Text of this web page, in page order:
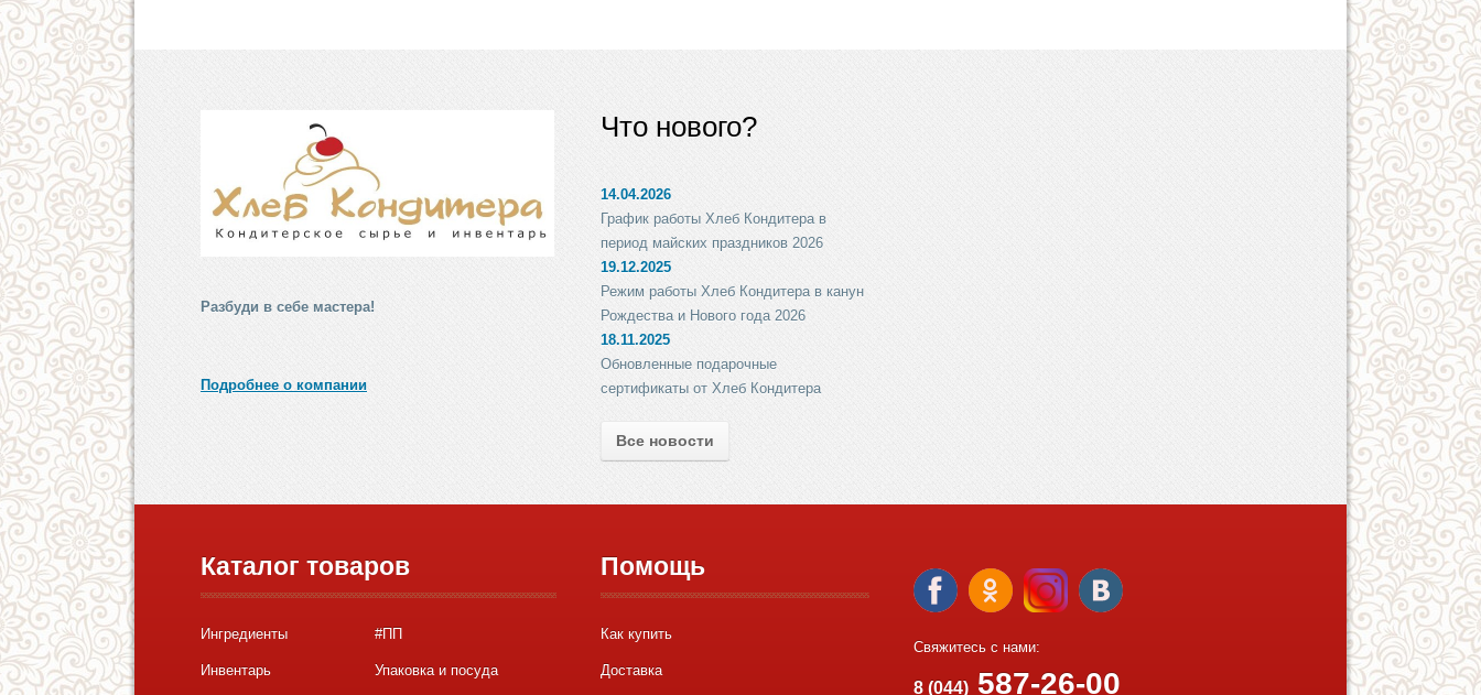
Разбуди в себе мастера!
Подробнее о компании
Что нового?
14.04.2026
График работы Хлеб Кондитера в
период майских праздников 2026
19.12.2025
Режим работы Хлеб Кондитера в канун
Рождества и Нового года 2026
18.11.2025
Обновленные подарочные
сертификаты от Хлеб Кондитера
Все новости
Каталог товаров
Ингредиенты #ПП
Инвентарь Упаковка и посуда
Помощь
Как купить
Доставка
Свяжитесь с нами:
8 (044)587-26-00